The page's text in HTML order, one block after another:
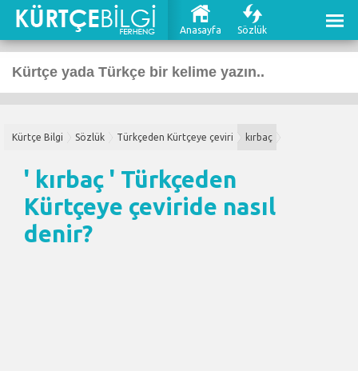
Anasayfa Sözlük
Kürtçe Bilgi Sözlük Türkçeden Kürtçeye çeviri kırbaç
' kırbaç ' Türkçeden
Kürtçeye çeviride nasıl
denir?